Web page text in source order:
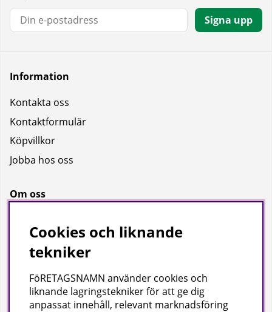
E-post:
Signa upp
Information
Kontakta oss
Kontaktformulär
Köpvillkor
Jobba hos oss
Om oss
Bransch
Kataloger
Företagsuppgifter
Cookies och liknande
tekniker
FöRETAGSNAMN använder cookies och
liknande lagringstekniker för att ge dig
anpassat innehåll, relevant marknadsföring